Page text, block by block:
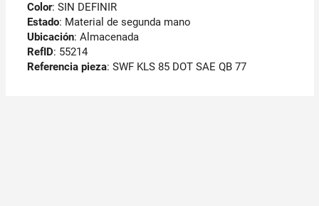
Color: SIN DEFINIR
Estado: Material de segunda mano
Ubicación: Almacenada
RefID: 55214
Referencia pieza: SWF KLS 85 DOT SAE QB 77